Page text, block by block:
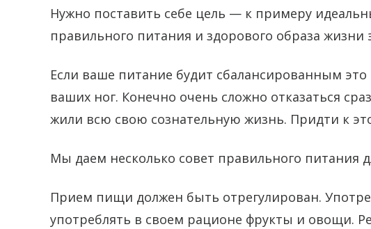
Нужно поставить себе цель — к примеру
правильного питания и здорового образа жизни
Если ваше питание будит сбалансированным
ваших ног. Конечно очень сложно отказаться
жили всю свою сознательную жизнь. Придти к
Мы даем несколько совет правильного питания
Прием пищи должен быть отрегулирован.
употреблять в своем рационе фрукты и овощи.